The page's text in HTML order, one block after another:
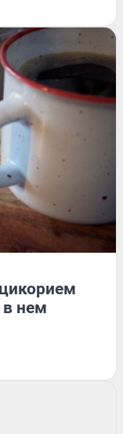
в нем